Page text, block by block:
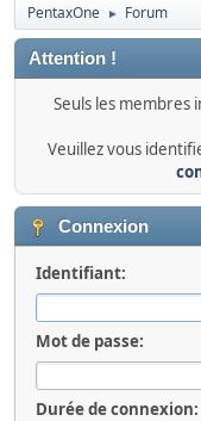
PentaxOne ► Forum
Attention !
Seuls les membres
Veuillez vous
Connexion
Identifiant:
Mot de passe:
Durée de connexion: